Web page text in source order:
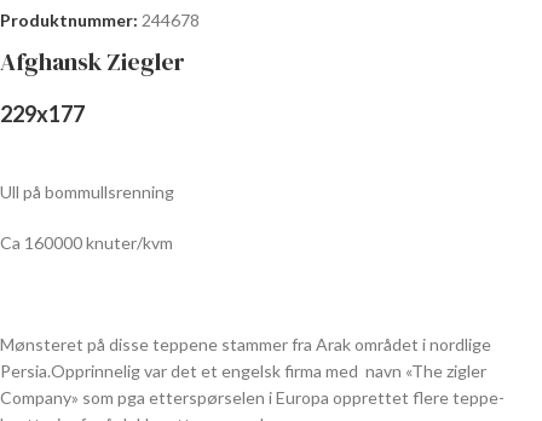
Produktnummer: 244678
Afghansk Ziegler
229x177
Ull på bommullsrenning
Ca 160000 knuter/kvm
Mønsteret på disse teppene stammer fra Arak området i nordlige
Persia.Opprinnelig var det et engelsk firma med navn «The zigler
Company» som pga etterspørselen i Europa opprettet flere teppe-